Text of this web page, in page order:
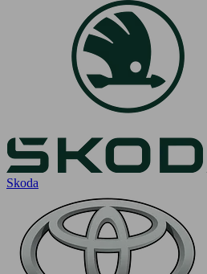
Skoda